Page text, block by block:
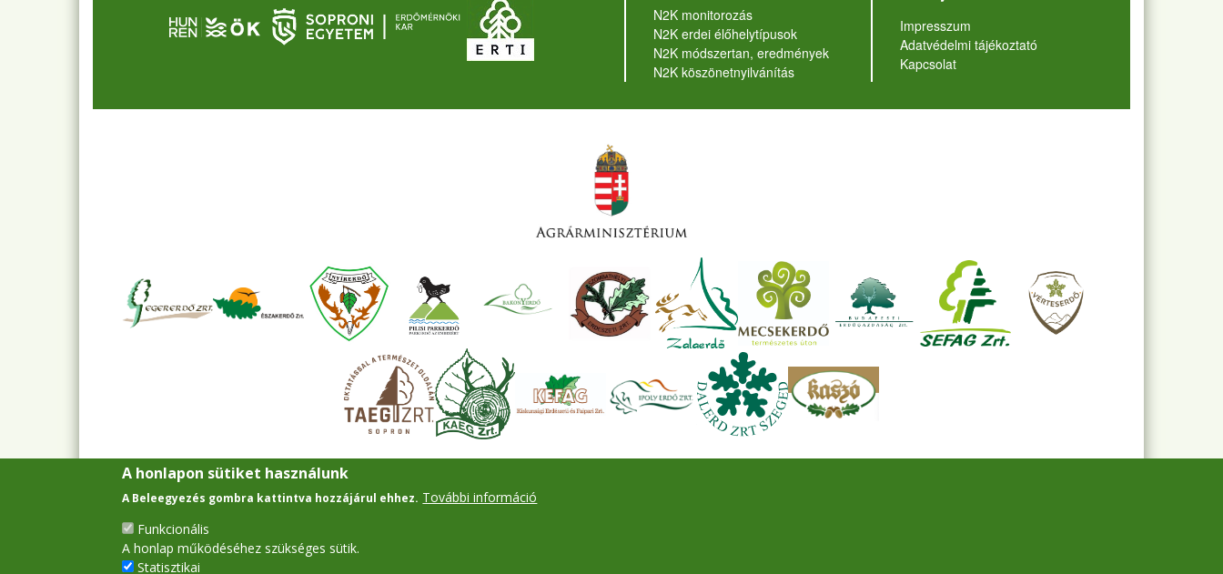
N2K monitorozás
N2K erdei élőhelytípusok
N2K módszertan, eredmények
N2K köszönetnyilvánítás
Lábléc
Impresszum
Adatvédelmi tájékoztató
Kapcsolat
A honlapon sütiket használunk
A Beleegyezés gombra kattintva hozzájárul ehhez. További információ
Funkcionális
A honlap működéséhez szükséges sütik.
Statisztikai